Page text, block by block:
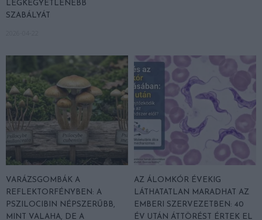
LEGKEGYETLENEBB
SZABÁLYÁT
VARÁZSGOMBÁK A
REFLEKTORFÉNYBEN: A
PSZILOCIBIN NÉPSZERŰBB,
MINT VALAHA, DE A
AZ ÁLOMKÓR ÉVEKIG
LÁTHATATLAN MARADHAT AZ
EMBERI SZERVEZETBEN: 40
ÉV UTÁN ÁTTÖRÉST ÉRTEK EL